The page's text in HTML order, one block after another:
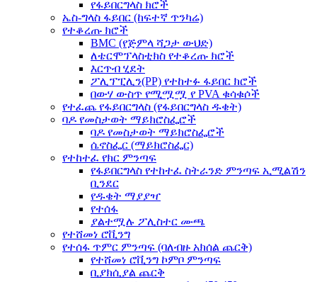
የፋይበርግላስ ክሮች
ኤስ-ግላስ ፋይበር (ከፍተኛ ጥንካሬ)
የተቆረጡ ክሮች
BMC (የጅምላ ሻጋታ ውህድ)
ለቴርሞፕላስቲክስ የተቆረጡ ክሮች
እርጥብ ሂደት
ፖሊፕፒሊን(PP) የተከተፉ ፋይበር ክሮች
በውሃ ውስጥ የሚሟሟ የ PVA ቁሳቁሶች
የተፈጨ የፋይበርግላስ (የፋይበርግላስ ዱቄት)
ባዶ የመስታወት ማይክሮስፌሮች
ባዶ የመስታወት ማይክሮስፌሮች
ሴኖስፌር (ማይክሮስፌር)
የተከተፈ የክር ምንጣፍ
የፋይበርግላስ የተከተፈ ስትራንድ ምንጣፍ ኢሚልሽን
ቢንደር
የዱቄት ማያያዣ
የተሰፋ
ያልተሟሉ ፖሊስተር ሙጫ
የተሸመነ ሮቪንግ
የተሰፋ ጥምር ምንጣፍ (ባለብዙ አክሰል ጨርቅ)
የተሸመነ ሮቪንግ ኮምቦ ምንጣፍ
ቢያክሲያል ጨርቅ